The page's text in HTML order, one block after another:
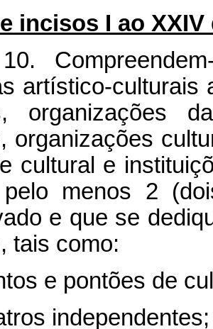
incisos I ao
artístico-culturais
organizações
organizações
cultural e
menos 2
e que se
tais como:
e pontões de
independentes;